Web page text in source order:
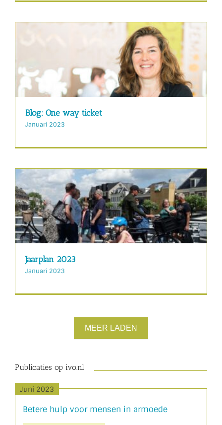
Blog: One way ticket
Januari 2023
Jaarplan 2023
Januari 2023
MEER LADEN
Publicaties op ivo.nl
Juni 2023
Betere hulp voor mensen in armoede